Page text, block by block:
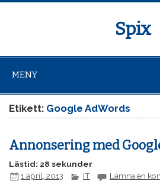
Spix
MENY
Etikett: Google AdWords
Annonsering med
Lästid: 28 sekunder
1 april, 2013
IT Lämna en